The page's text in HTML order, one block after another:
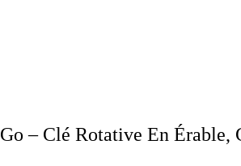
– Clé Rotative En Érable,